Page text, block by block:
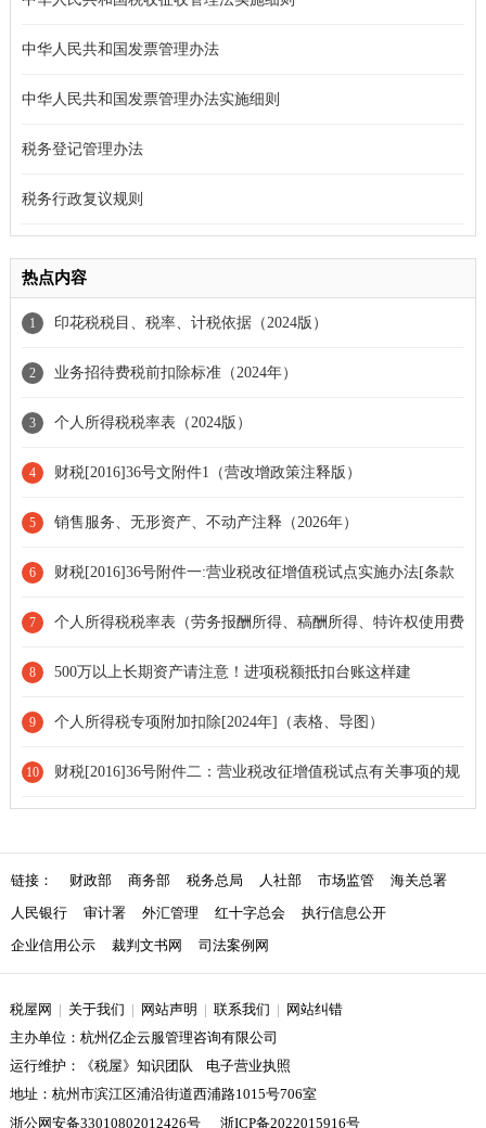
中华人民共和国发票管理办法
中华人民共和国发票管理办法实施细则
税务登记管理办法
税务行政复议规则
热点内容
1 印花税税目、税率、计税依据（2024版）
2 业务招待费税前扣除标准（2024年）
3 个人所得税税率表（2024版）
4 财税[2016]36号文附件1（营改增政策注释版）
5 销售服务、无形资产、不动产注释（2026年）
6 财税[2016]36号附件一:营业税改征增值税试点实施办法[条款
失效]
7 个人所得税税率表（劳务报酬所得、稿酬所得、特许权使用费
所得 2024年）
8 500万以上长期资产请注意！进项税额抵扣台账这样建
9 个人所得税专项附加扣除[2024年]（表格、导图）
10 财税[2016]36号附件二：营业税改征增值税试点有关事项的规
链接： 财政部 商务部 税务总局 人社部 市场监管
海关总署
人民银行
审计署 外汇管理 红十字总会
执行信息公开
企业信用公示
裁判文书网 司法案例网
税屋网 | 关于我们 | 网站声明 | 联系我们 | 网站纠错
主办单位：杭州亿企云服管理咨询有限公司
运行维护：《税屋》知识团队 电子营业执照
地址：杭州市滨江区浦沿街道西浦路1015号706室
浙公网安备33010802012426号
浙ICP备2022015916号